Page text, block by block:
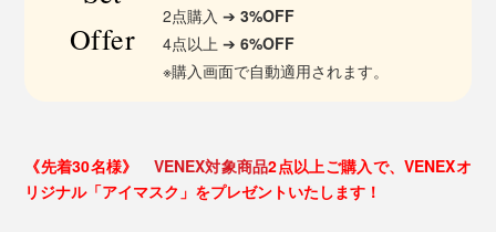
Offer
2点購入 ➔3%OFF
4点以上 ➔6%OFF
※購入画面で自動適用されます。
《先着30名様》 VENEX対象商品2点以上ご購入で、VENEXオ
リジナル「アイマスク」をプレゼントいたします！